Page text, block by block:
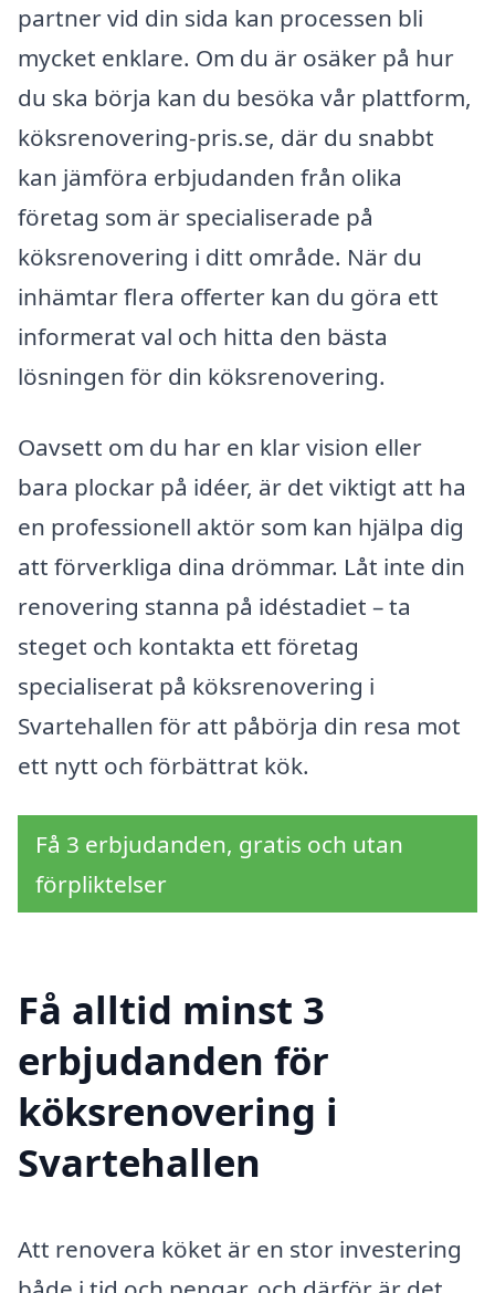
partner vid din sida kan processen bli
mycket enklare. Om du är osäker på hur
du ska börja kan du besöka vår plattform,
köksrenovering-pris.se, där du snabbt
kan jämföra erbjudanden från olika
företag som är specialiserade på
köksrenovering i ditt område. När du
inhämtar flera offerter kan du göra ett
informerat val och hitta den bästa
lösningen för din köksrenovering.
Oavsett om du har en klar vision eller
bara plockar på idéer, är det viktigt att ha
en professionell aktör som kan hjälpa dig
att förverkliga dina drömmar. Låt inte din
renovering stanna på idéstadiet – ta
steget och kontakta ett företag
specialiserat på köksrenovering i
Svartehallen för att påbörja din resa mot
ett nytt och förbättrat kök.
Få 3 erbjudanden, gratis och utan
förpliktelser
Få alltid minst 3
erbjudanden för
köksrenovering i
Svartehallen
Att renovera köket är en stor investering